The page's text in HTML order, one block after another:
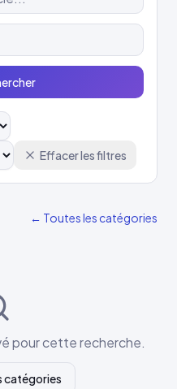
Effacer les filtres
← Toutes les catégories
pour cette recherche.
catégories